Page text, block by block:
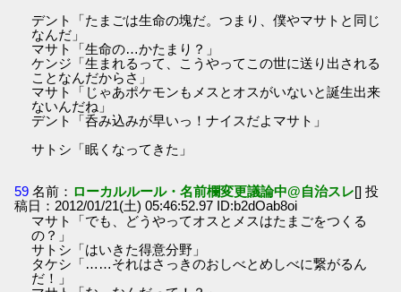
デント「たまごは生命の塊だ。つまり、僕やマサトと同じ
なんだ」
マサト「生命の…かたまり？」
ケンジ「生まれるって、こうやってこの世に送り出される
ことなんだからさ」
マサト「じゃあポケモンもメスとオスがいないと誕生出来
ないんだね」
デント「呑み込みが早いっ！ナイスだよマサト」
サトシ「眠くなってきた」
59 名前： ローカルルール・名前欄変更議論中@自治スレ[] 投
稿日：2012/01/21(土) 05:46:52.97 ID:b2dOab8oi
マサト「でも、どうやってオスとメスはたまごをつくる
の？」
サトシ「はいきた得意分野」
タケシ「……それはさっきのおしべとめしべに繋がるん
だ！」